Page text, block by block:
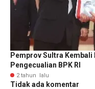
Pemprov Sultra Kembali
Pengecualian BPK RI
2 tahun lalu
Tidak ada komentar